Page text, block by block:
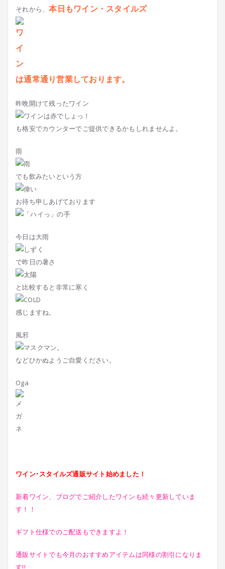
それから、本日もワイン・スタイルズ
は通常通り営業しております。
昨晩開けて残ったワイン
も格安でカウンターでご提供できるかもしれませんよ。
雨
でも飲みたいという方
お待ち申しあげております
今日は大雨
で昨日の暑さ
と比較すると非常に寒く
感じますね。
風邪
などひかぬようご自愛ください。
Oga
ワイン･スタイルズ通販サイト始めました！
新着ワイン、ブログでご紹介したワインも続々更新していま
す！！
ギフト仕様でのご配送もできますよ！
通販サイトでも今月のおすすめアイテムは同様の割引になりま
す!!